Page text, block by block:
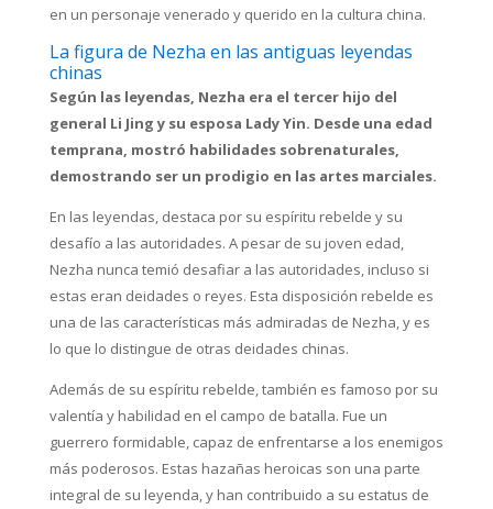
en un personaje venerado y querido en la cultura china.
La figura de Nezha en las antiguas leyendas
chinas
Según las leyendas, Nezha era el tercer hijo del
general Li Jing y su esposa Lady Yin. Desde una edad
temprana, mostró habilidades sobrenaturales,
demostrando ser un prodigio en las artes marciales.
En las leyendas, destaca por su espíritu rebelde y su
desafío a las autoridades. A pesar de su joven edad,
Nezha nunca temió desafiar a las autoridades, incluso si
estas eran deidades o reyes. Esta disposición rebelde es
una de las características más admiradas de Nezha, y es
lo que lo distingue de otras deidades chinas.
Además de su espíritu rebelde, también es famoso por su
valentía y habilidad en el campo de batalla. Fue un
guerrero formidable, capaz de enfrentarse a los enemigos
más poderosos. Estas hazañas heroicas son una parte
integral de su leyenda, y han contribuido a su estatus de